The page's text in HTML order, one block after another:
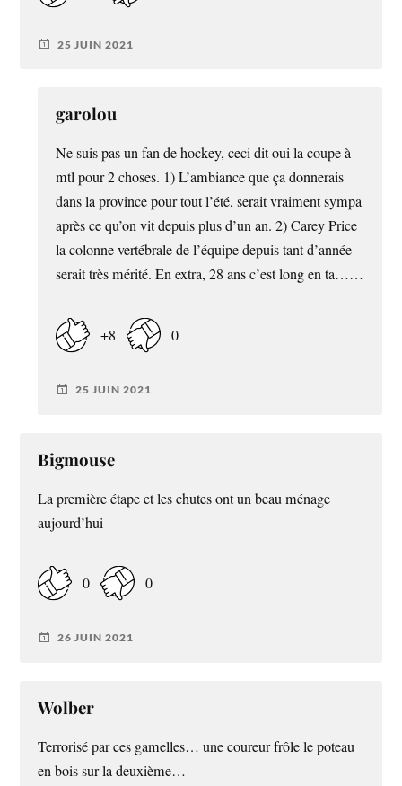
25 JUIN 2021
garolou
Ne suis pas un fan de hockey, ceci dit oui la coupe à
mtl pour 2 choses. 1) L’ambiance que ça donnerais
dans la province pour tout l’été, serait vraiment sympa
après ce qu’on vit depuis plus d’un an. 2) Carey Price
la colonne vertébrale de l’équipe depuis tant d’année
serait très mérité. En extra, 28 ans c’est long en ta……
+8 0
25 JUIN 2021
Bigmouse
La première étape et les chutes ont un beau ménage
aujourd’hui
0 0
26 JUIN 2021
Wolber
Terrorisé par ces gamelles… une coureur frôle le poteau
en bois sur la deuxième…